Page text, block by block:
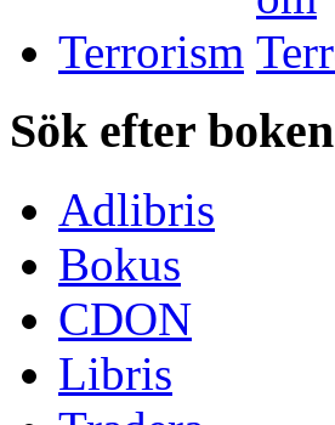
Terrorism
Sök efter boken
Adlibris
Bokus
CDON
Libris